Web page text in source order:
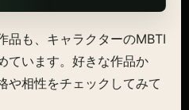
品も、キャラクターのMBTI
ています。好きな作品か
や相性をチェックしてみて